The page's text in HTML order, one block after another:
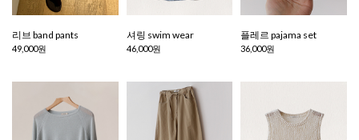
리브 band pants
49,000원
셔링 swim wear
46,000원
플레르 pajama set
36,000원